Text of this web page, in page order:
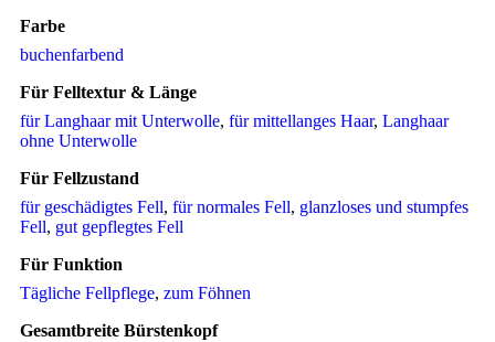
Farbe
buchenfarbend
Für Felltextur & Länge
für Langhaar mit Unterwolle, für mittellanges Haar, Langhaar
ohne Unterwolle
Für Fellzustand
für geschädigtes Fell, für normales Fell, glanzloses und stumpfes
Fell, gut gepflegtes Fell
Für Funktion
Tägliche Fellpflege, zum Föhnen
Gesamtbreite Bürstenkopf